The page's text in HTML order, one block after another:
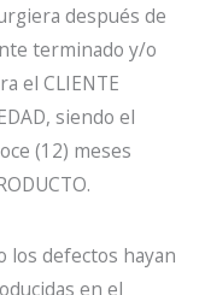
después de
terminado y/o
el CLIENTE
siendo el
(12) meses
los defectos hayan
en el